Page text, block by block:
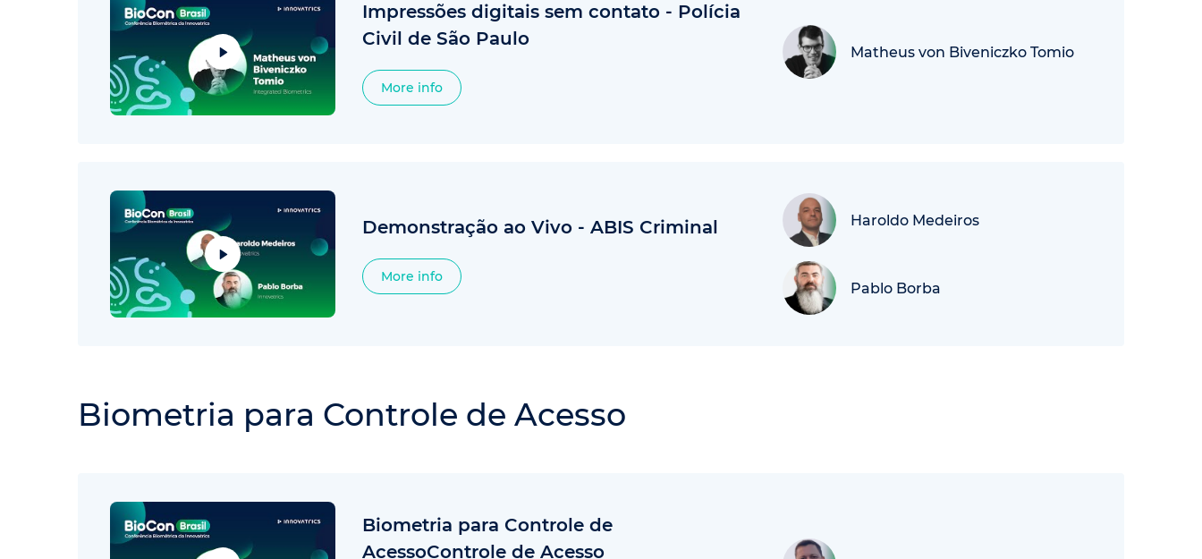
Impressões digitais sem contato - Polícia
Civil de São Paulo
More info
Matheus von Biveniczko Tomio
Demonstração ao Vivo - ABIS Criminal
More info
Haroldo Medeiros
Pablo Borba
Biometria para Controle de Acesso
Biometria para Controle de
AcessoControle de Acesso